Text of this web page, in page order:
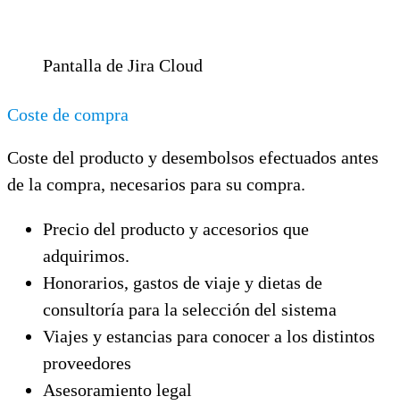
Pantalla de Jira Cloud
Coste de compra
Coste del producto y desembolsos efectuados antes
de la compra, necesarios para su compra.
Precio del producto y accesorios que
adquirimos.
Honorarios, gastos de viaje y dietas de
consultoría para la selección del sistema
Viajes y estancias para conocer a los distintos
proveedores
Asesoramiento legal